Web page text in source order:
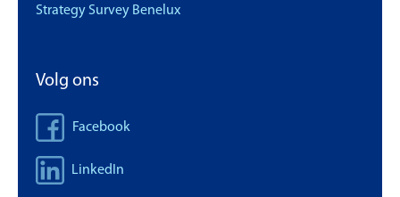
Strategy Survey Benelux
Volg ons
Facebook
LinkedIn